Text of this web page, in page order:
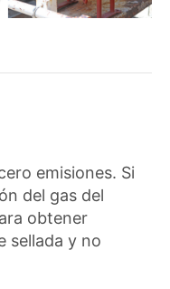
emisiones. Si
del gas del
obtener
sellada y no